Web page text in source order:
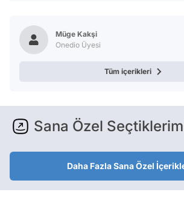
Müge Kakşi
Onedio Üyesi
Tüm içerikleri
Sana Özel
Daha Fazla Sana Özel